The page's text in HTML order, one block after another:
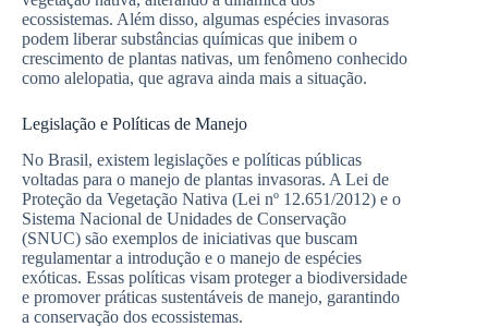
ecossistemas. Além disso, algumas espécies invasoras
podem liberar substâncias químicas que inibem o
crescimento de plantas nativas, um fenômeno conhecido
como alelopatia, que agrava ainda mais a situação.
Legislação e Políticas de Manejo
No Brasil, existem legislações e políticas públicas
voltadas para o manejo de plantas invasoras. A Lei de
Proteção da Vegetação Nativa (Lei nº 12.651/2012) e o
Sistema Nacional de Unidades de Conservação
(SNUC) são exemplos de iniciativas que buscam
regulamentar a introdução e o manejo de espécies
exóticas. Essas políticas visam proteger a biodiversidade
e promover práticas sustentáveis de manejo, garantindo
a conservação dos ecossistemas.